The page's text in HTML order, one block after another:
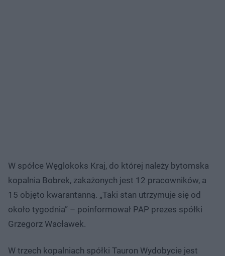
W spółce Węglokoks Kraj, do której należy bytomska
kopalnia Bobrek, zakażonych jest 12 pracowników, a
15 objęto kwarantanną. „Taki stan utrzymuje się od
około tygodnia” – poinformował PAP prezes spółki
Grzegorz Wacławek.
W trzech kopalniach spółki Tauron Wydobycie jest